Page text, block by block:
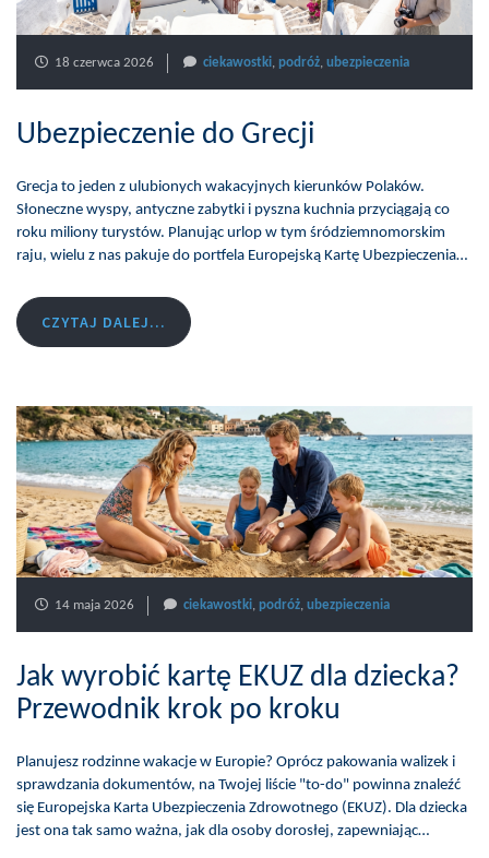
18 czerwca 2026 ciekawostki, podróż, ubezpieczenia
Ubezpieczenie do Grecji
Grecja to jeden z ulubionych wakacyjnych kierunków Polaków.
Słoneczne wyspy, antyczne zabytki i pyszna kuchnia przyciągają co
roku miliony turystów. Planując urlop w tym śródziemnomorskim
raju, wielu z nas pakuje do portfela Europejską Kartę Ubezpieczenia…
CZYTAJ DALEJ...
14 maja 2026 ciekawostki podróż ubezpieczenia
Jak wyrobić kartę EKUZ dla dziecka?
Przewodnik krok po kroku
Planujesz rodzinne wakacje w Europie? Oprócz pakowania walizek i
sprawdzania dokumentów, na Twojej liście "to-do" powinna znaleźć
się Europejska Karta Ubezpieczenia Zdrowotnego (EKUZ). Dla dziecka
jest ona tak samo ważna, jak dla osoby dorosłej, zapewniając…